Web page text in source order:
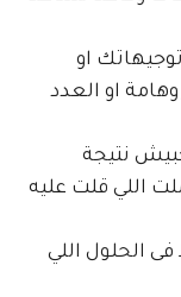
او
او العدد
نتيجة
اللي قلت عليه
الحلول اللي